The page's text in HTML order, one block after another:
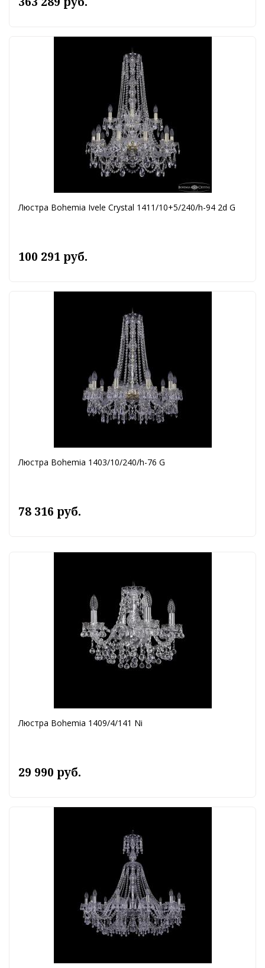
Люстра Bohemia Ivele Crystal 1411/10+5/240/h-94 2d G
100 291 руб.
Люстра Bohemia 1403/10/240/h-76 G
78 316 руб.
Люстра Bohemia 1409/4/141 Ni
29 990 руб.